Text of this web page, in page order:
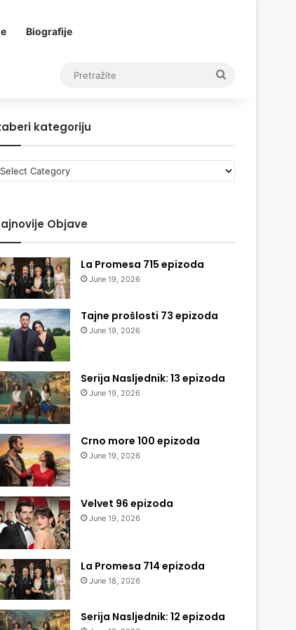
Biografije
kategoriju
Objave
La Promesa 715 epizoda
June 19, 2026
Tajne prošlosti 73 epizoda
June 19, 2026
Serija Nasljednik: 13 epizoda
June 19, 2026
Crno more 100 epizoda
June 19, 2026
Velvet 96 epizoda
June 19, 2026
La Promesa 714 epizoda
June 18, 2026
Serija Nasljednik: 12 epizoda